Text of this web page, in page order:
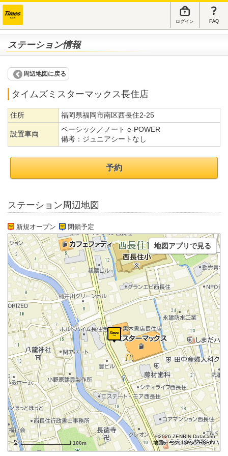
ログイン FAQ
ステーション情報
周辺地図に戻る
タイムズミスターマックス長住店
住所 福岡県福岡市南区西長住2-25
設置車両
ベーシック／ノート e-POWER
備考： ジュニアシートなし
予約
ステーション周辺地図
新規オープン 閉鎖予定
100m
©2026 ZENRIN DataCom
地図データ©2026 ZENRIN
地図アプリで見る